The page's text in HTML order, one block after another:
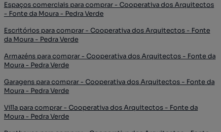
Espaços comerciais para comprar - Cooperativa dos Arquitectos
- Fonte da Moura - Pedra Verde
Escritórios para comprar - Cooperativa dos Arquitectos - Fonte
da Moura - Pedra Verde
Armazéns para comprar - Cooperativa dos Arquitectos - Fonte da
Moura - Pedra Verde
Garagens para comprar - Cooperativa dos Arquitectos - Fonte da
Moura - Pedra Verde
Villa para comprar - Cooperativa dos Arquitectos - Fonte da
Moura - Pedra Verde